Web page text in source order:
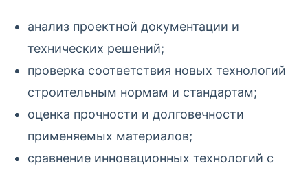
анализ проектной документации и
технических решений;
проверка соответствия новых технологий
строительным нормам и стандартам;
оценка прочности и долговечности
применяемых материалов;
сравнение инновационных технологий с